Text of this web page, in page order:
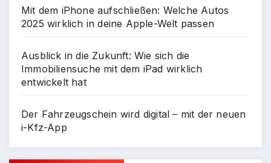
Mit dem iPhone aufschließen: Welche Autos
2025 wirklich in deine Apple-Welt passen
Ausblick in die Zukunft: Wie sich die
Immobiliensuche mit dem iPad wirklich
entwickelt hat
Der Fahrzeugschein wird digital – mit der neuen
i-Kfz-App